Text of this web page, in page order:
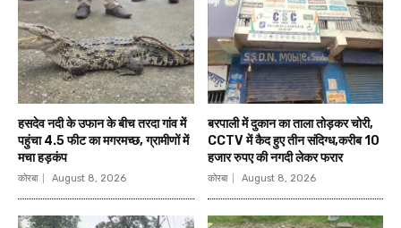
हसदेव नदी के उफान के बीच तरदा गांव में
पहुंचा 4.5 फीट का मगरमच्छ, ग्रामीणों में
मचा हड़कंप
कोरबा August 8, 2026
बरपाली में दुकान का ताला तोड़कर चोरी,
CCTV में कैद हुए तीन संदिग्ध,करीब 10
हजार रुपए की नगदी लेकर फरार
कोरबा August 8, 2026